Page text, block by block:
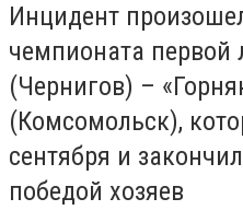
Инцидент
чемпионата первой
(Чернигов) –
(Комсомольск),
сентября и
победой хозяев